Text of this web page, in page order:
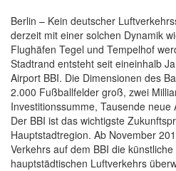
Berlin – Kein deutscher
derzeit mit einer solchen Dynamik
Flughäfen Tegel und Tempelhof
Stadtrand entsteht seit eineinhalb
Airport BBI. Die Dimensionen des
2.000 Fußballfelder groß, zwei
Investitionssumme, Tausende
Der BBI ist das wichtigste
Hauptstadtregion. Ab November
Verkehrs auf dem BBI die
hauptstädtischen Luftverkehrs